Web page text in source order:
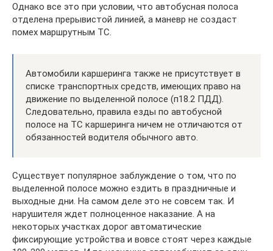
Однако все это при условии, что автобусная полоса
отделена прерывистой линией, а маневр не создаст
помех маршрутным ТС.
Автомобили каршеринга также не присутствует в
списке транспортных средств, имеющих право на
движение по выделенной полосе (п18.2 ПДД).
Следовательно, правила езды по автобусной
полосе на ТС каршеринга ничем не отличаются от
обязанностей водителя обычного авто.
Существует популярное заблуждение о том, что по
выделенной полосе можно ездить в праздничные и
выходные дни. На самом деле это не совсем так. И
нарушителя ждет полноценное наказание. А на
некоторых участках дорог автоматические
фиксирующие устройства и вовсе стоят через каждые